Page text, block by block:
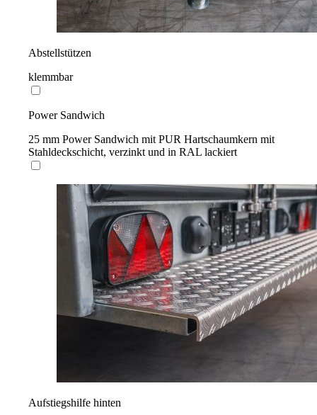
Abstellstützen
klemmbar
Power Sandwich
25 mm Power Sandwich mit PUR Hartschaumkern mit
Stahldeckschicht, verzinkt und in RAL lackiert
Aufstiegshilfe hinten